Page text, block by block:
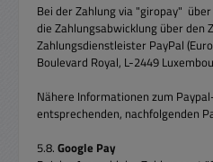
Bei der Zahlung via "giropay"
die Zahlungsabwicklung über den
Zahlungsdienstleister PayPal
Boulevard Royal, L-2449
Nähere Informationen zum
entsprechenden, nachfolgenden
5.8. Google Pay